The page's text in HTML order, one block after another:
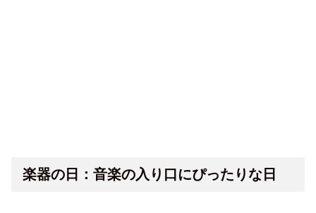
楽器の日：音楽の入り口にぴったりな日